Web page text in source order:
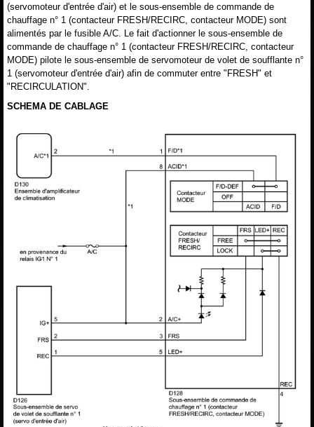
(servomoteur d'entrée d'air) et le sous-ensemble de commande de
chauffage n° 1 (contacteur FRESH/RECIRC, contacteur MODE) sont
alimentés par le fusible A/C. Le fait d'actionner le sous-ensemble de
commande de chauffage n° 1 (contacteur FRESH/RECIRC, contacteur
MODE) pilote le sous-ensemble de servomoteur de volet de soufflante n°
1 (servomoteur d'entrée d'air) afin de commuter entre "FRESH" et
"RECIRCULATION".
SCHEMA DE CABLAGE